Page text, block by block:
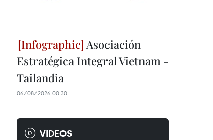
Asociación
Estratégica Integral Vietnam -
Tailandia
06/08/2026 00:30
VIDEOS